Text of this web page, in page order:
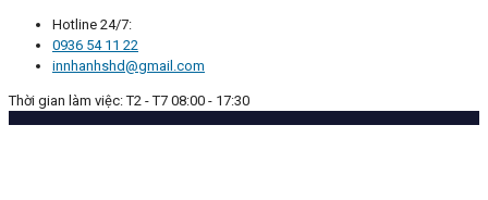
Hotline 24/7:
0936 54 11 22
innhanhshd@gmail.com
Thời gian làm việc: T2 - T7 08:00 - 17:30